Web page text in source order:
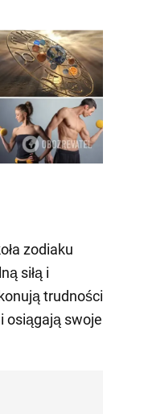
zodiaku
siłą i
trudności
osiągają swoje